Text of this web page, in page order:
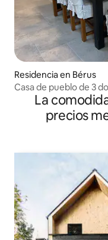
Residencia en Bérus
Casa de pueblo de 3
La
precios